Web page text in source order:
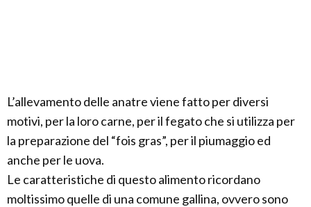
L’allevamento delle anatre viene fatto per diversi
motivi, per la loro carne, per il fegato che si utilizza per
la preparazione del “fois gras”, per il piumaggio ed
anche per le uova.
Le caratteristiche di questo alimento ricordano
moltissimo quelle di una comune gallina, ovvero sono